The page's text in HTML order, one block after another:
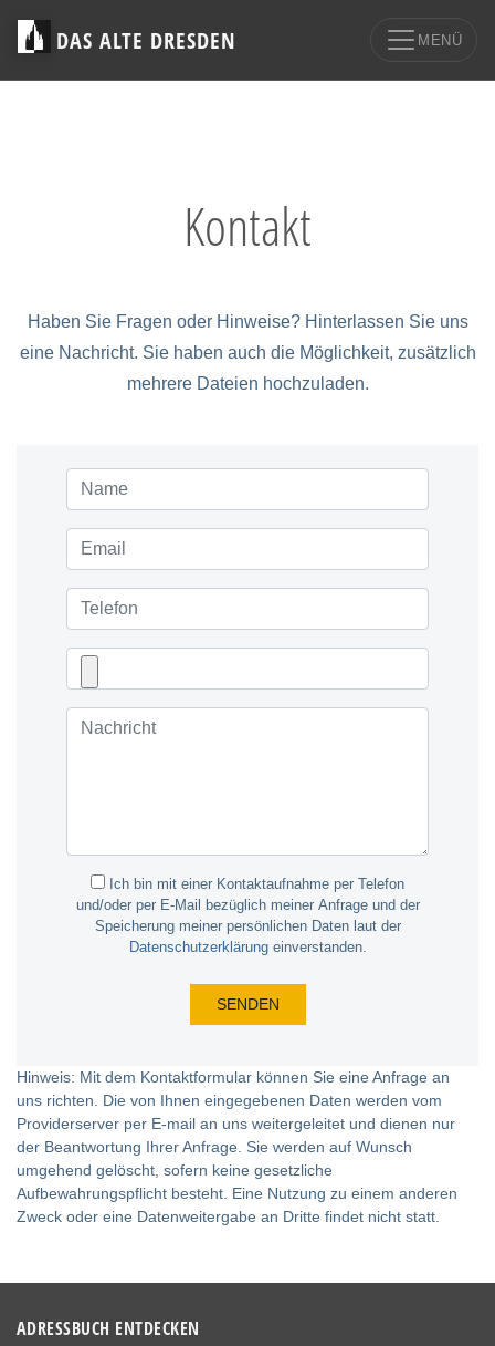
DAS ALTE DRESDEN MENÜ
Kontakt
Haben Sie Fragen oder Hinweise? Hinterlassen Sie uns
eine Nachricht. Sie haben auch die Möglichkeit, zusätzlich
mehrere Dateien hochzuladen.
und/oder per E-Mail bezüglich meiner Anfrage und der
Speicherung meiner persönlichen Daten laut der
Datenschutzerklärungeinverstanden.
Hinweis: Mit dem Kontaktformular können Sie eine Anfrage an
uns richten. Die von Ihnen eingegebenen Daten werden vom
Providerserver per E-mail an uns weitergeleitet und dienen nur
der Beantwortung Ihrer Anfrage. Sie werden auf Wunsch
umgehend gelöscht, sofern keine gesetzliche
Aufbewahrungspflicht besteht. Eine Nutzung zu einem anderen
Zweck oder eine Datenweitergabe an Dritte findet nicht statt.
ADRESSBUCH ENTDECKEN